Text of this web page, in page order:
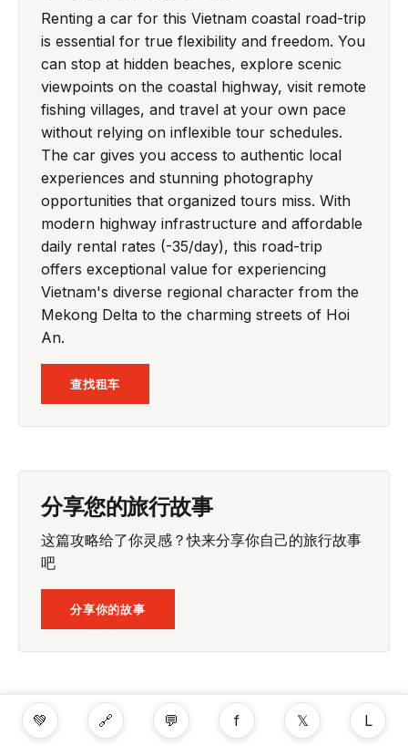
Renting a car for this Vietnam coastal road-trip
is essential for true flexibility and freedom. You
can stop at hidden beaches, explore scenic
viewpoints on the coastal highway, visit remote
fishing villages, and travel at your own pace
without relying on inflexible tour schedules.
The car gives you access to authentic local
experiences and stunning photography
opportunities that organized tours miss. With
modern highway infrastructure and affordable
daily rental rates (-35/day), this road-trip
offers exceptional value for experiencing
Vietnam's diverse regional character from the
Mekong Delta to the charming streets of Hoi
An.
查找租车
分享您的旅行故事
这篇攻略给了你灵感？快来分享你自己的旅行故事
吧
分享你的故事
随时随地，带上 Tourants
💚 🔗 💬 f 𝕏 L